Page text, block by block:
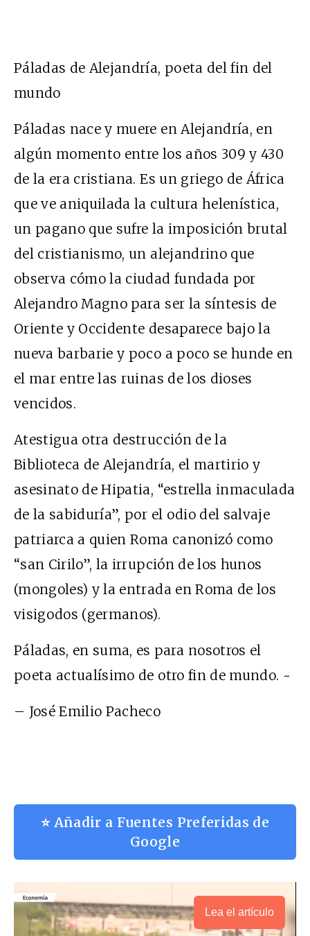
Páladas de Alejandría, poeta del fin del
mundo
Páladas nace y muere en Alejandría, en
algún momento entre los años 309 y 430
de la era cristiana. Es un griego de África
que ve aniquilada la cultura helenística,
un pagano que sufre la imposición brutal
del cristianismo, un alejandrino que
observa cómo la ciudad fundada por
Alejandro Magno para ser la síntesis de
Oriente y Occidente desaparece bajo la
nueva barbarie y poco a poco se hunde en
el mar entre las ruinas de los dioses
vencidos.
Atestigua otra destrucción de la
Biblioteca de Alejandría, el martirio y
asesinato de Hipatia, “estrella inmaculada
de la sabiduría”, por el odio del salvaje
patriarca a quien Roma canonizó como
“san Cirilo”, la irrupción de los hunos
(mongoles) y la entrada en Roma de los
visigodos (germanos).
Páladas, en suma, es para nosotros el
poeta actualísimo de otro fin de mundo. ~
– José Emilio Pacheco
⭐ Añadir a Fuentes Preferidas de
Google
Lea el artículo